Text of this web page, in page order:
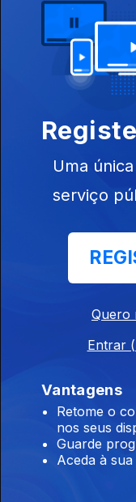
Uma
serviço
Quero
Entrar
Vantagens
Retome o
nos seus
Guarde
Aceda à